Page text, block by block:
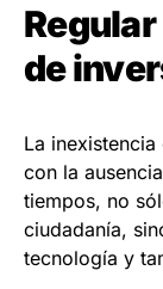
de
La
con la
tiempos, no
ciudadanía,
tecnología y